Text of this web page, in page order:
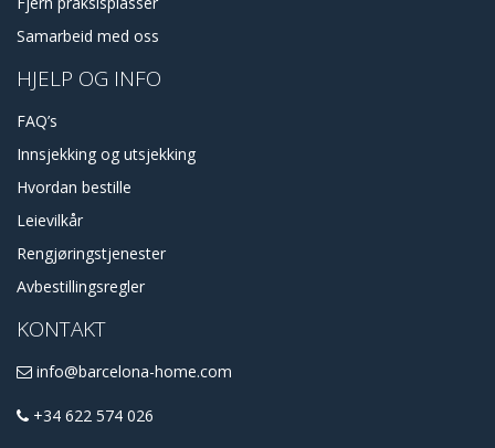
Samarbeid med oss
HJELP OG INFO
FAQ’s
Innsjekking og utsjekking
Hvordan bestille
Leievilkår
Rengjøringstjenester
Avbestillingsregler
KONTAKT
info@barcelona-home.com
+34 622 574 026